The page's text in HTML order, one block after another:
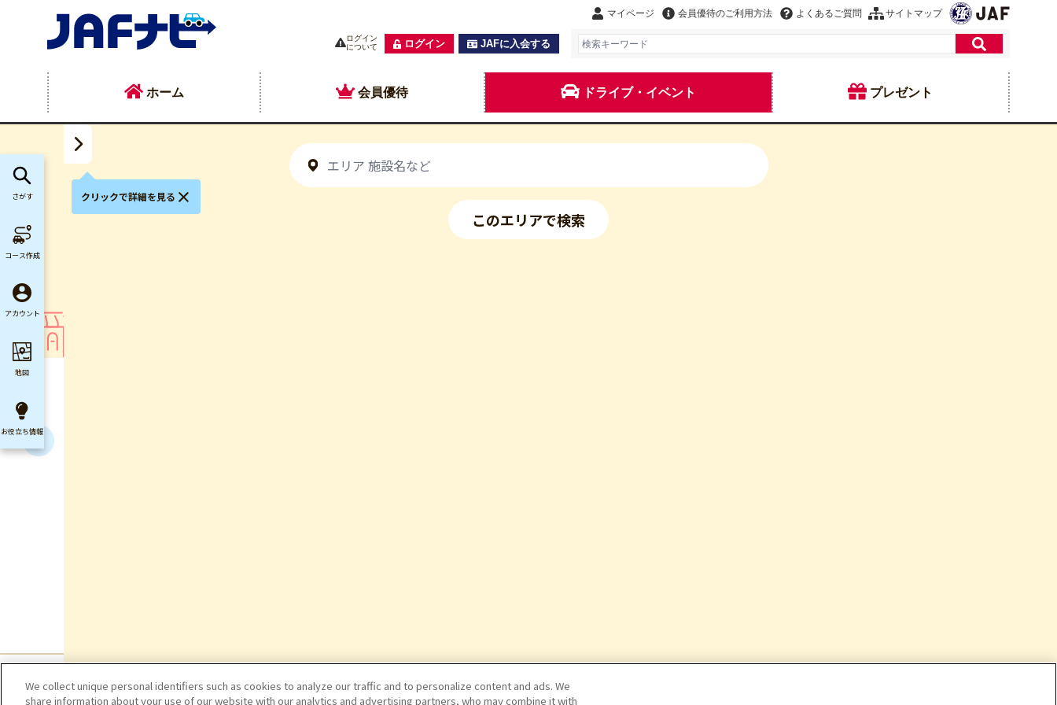
マイページ 会員優待のご利用方法 よくあるご質問 サイトマップ
ログイン
について
ログイン JAFに入会する
ホーム 会員優待 ドライブ・イベント プレゼント
このエリアで検索
クリックで詳細を見る
さがす
コース作成
アカウント
地図
お役立ち情報
We collect unique personal identifiers such as cookies to analyze our traffic and to personalize content and ads. We
share information about your use of our website with our analytics and advertising partners, who may combine it with